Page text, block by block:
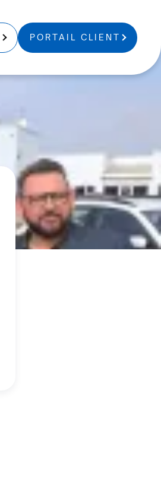
PORTAIL CLIENT